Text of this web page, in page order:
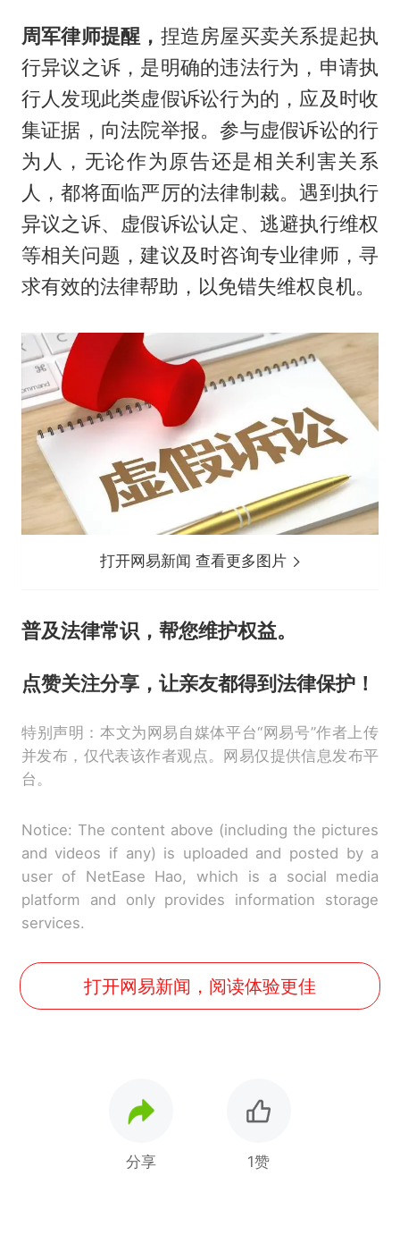
周军律师提醒， 捏造房屋买卖关系提起执
行异议之诉，是明确的违法行为，申请执
行人发现此类虚假诉讼行为的，应及时收
集证据，向法院举报。参与虚假诉讼的行
为人，无论作为原告还是相关利害关系
人，都将面临严厉的法律制裁。遇到执行
异议之诉、虚假诉讼认定、逃避执行维权
等相关问题，建议及时咨询专业律师，寻
求有效的法律帮助，以免错失维权良机。
打开网易新闻 查看更多图片
普及法律常识，帮您维护权益。
点赞关注分享，让亲友都得到法律保护！
特别声明：本文为网易自媒体平台“网易号”作者上传
并发布，仅代表该作者观点。网易仅提供信息发布平
台。
Notice: The content above (including the pictures
and videos if any) is uploaded and posted by a
user of NetEase Hao, which is a social media
platform and only provides information storage
services.
打开网易新闻，阅读体验更佳
分享 1赞